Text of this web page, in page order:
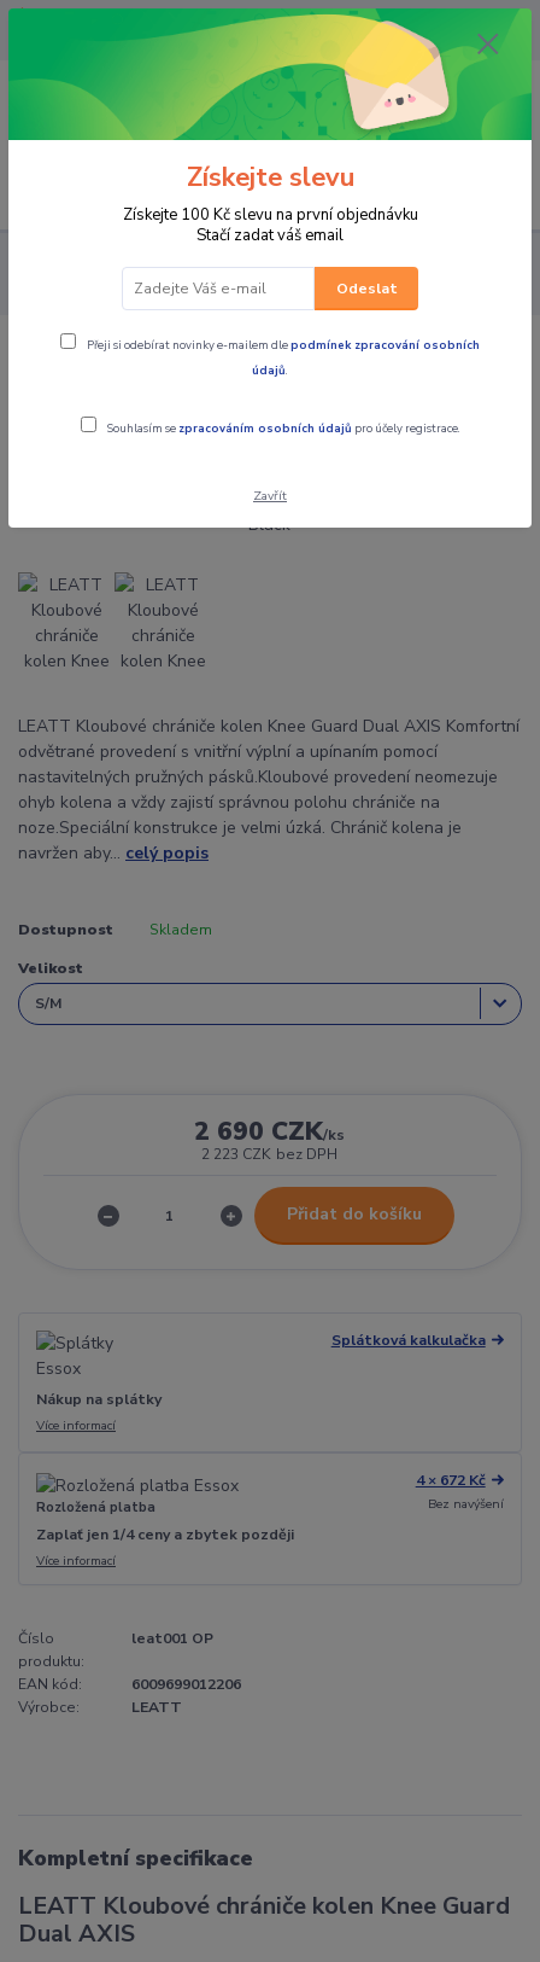
OPAVA 733537099/HLUČÍN
734541648/OLOMOUC 734593593
0,00 CZK
PRO JEZDCE MOTOKROS a ENDURO CHRÁNIČE
Kloubové chrániče kolen Knee Guard Dual AXIS Black
LEATT Kloubové chrániče kolen Knee
LEATT Kloubové chrániče kolen Knee Guard Dual AXIS Komfortní
odvětrané provedení s vnitřní výplní a upínaním pomocí
nastavitelných pružných pásků.Kloubové provedení neomezuje
ohyb kolena a vždy zajistí správnou polohu chrániče na
noze.Speciální konstrukce je velmi úzká. Chránič kolena je
navržen aby... celý popis
Dostupnost Skladem
Velikost
2 690 CZK/ks
2 223 CZK bez DPH
Přidat do košíku
Splátková kalkulačka
Nákup na splátky
Více informací
Rozložená platba
4 × 672 Kč
Bez navýšení
Zaplať jen 1/4 ceny a zbytek později
Více informací
Číslo
produktu:
leat001 OP
EAN kód:
6009699012206
Výrobce:
LEATT
Kompletní specifikace
LEATT Kloubové chrániče kolen Knee Guard
Dual AXIS
Získejte slevu
Získejte 100 Kč slevu na první objednávku
Stačí zadat váš email
Odeslat
Přeji si odebírat novinky e-mailem dlepodmínek zpracování osobních
údajů.
Souhlasím se zpracováním osobních údajů pro účely registrace.
Zavřít